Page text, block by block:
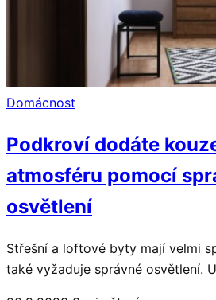
Domácnost
Podkroví dodáte
atmosféru pomocí
osvětlení
Střešní a loftové byty mají velmi
také vyžaduje správné osvětlení.